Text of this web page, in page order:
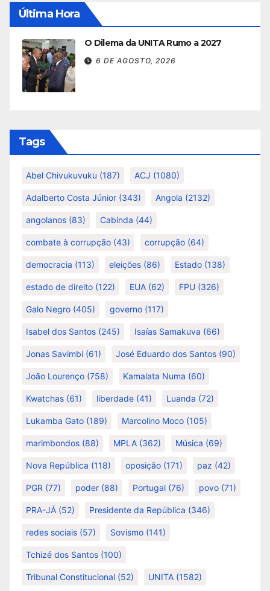
Última Hora
O Dilema da UNITA Rumo a 2027
6 DE AGOSTO, 2026
Tags
Abel Chivukuvuku (187) ACJ (1080)
Adalberto Costa Júnior (343) Angola (2132)
angolanos (83) Cabinda (44)
combate à corrupção (43) corrupção (64)
democracia (113) eleições (86) Estado (138)
estado de direito (122) EUA (62) FPU (326)
Galo Negro (405) governo (117)
Isabel dos Santos (245) Isaías Samakuva (66)
Jonas Savimbi (61) José Eduardo dos Santos (90)
João Lourenço (758) Kamalata Numa (60)
Kwatchas (61) liberdade (41) Luanda (72)
Lukamba Gato (189) Marcolino Moco (105)
marimbondos (88) MPLA (362) Música (69)
Nova República (118) oposição (171) paz (42)
PGR (77) poder (88) Portugal (76) povo (71)
PRA-JÁ (52) Presidente da República (346)
redes sociais (57) Sovismo (141)
Tchizé dos Santos (100)
Tribunal Constitucional (52) UNITA (1582)